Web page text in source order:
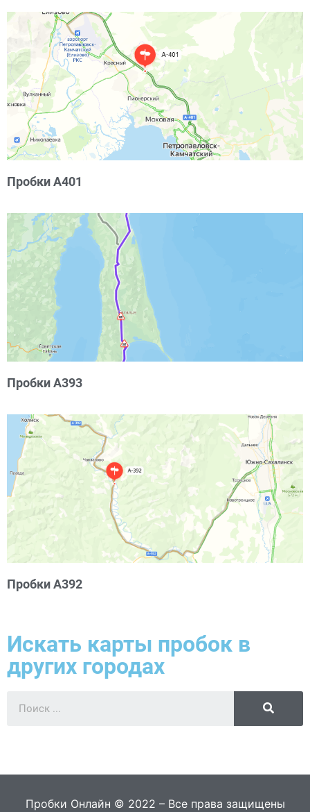
Пробки А401
Пробки А393
Пробки А392
Искать карты пробок в
других городах
Пробки Онлайн © 2022 – Все права защищены